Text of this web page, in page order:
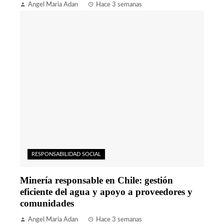
Angel Maria Adan Hace 3 semanas
RESPONSABILIDAD SOCIAL
Minería responsable en Chile: gestión
eficiente del agua y apoyo a proveedores y
comunidades
Angel Maria Adan Hace 3 semanas